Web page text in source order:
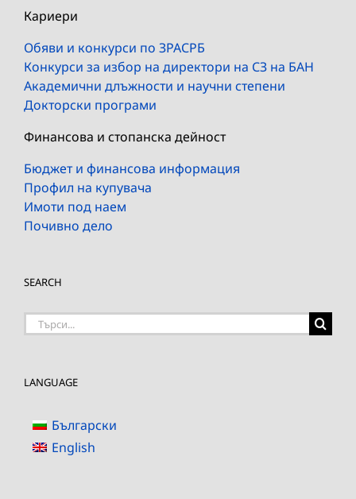
Кариери
Обяви и конкурси по ЗРАСРБ
Конкурси за избор на директори на СЗ на БАН
Академични длъжности и научни степени
Докторски програми
Финансова и стопанска дейност
Бюджет и финансова информация
Профил на купувача
Имоти под наем
Почивно дело
SEARCH
Търсене
LANGUAGE
Български
English